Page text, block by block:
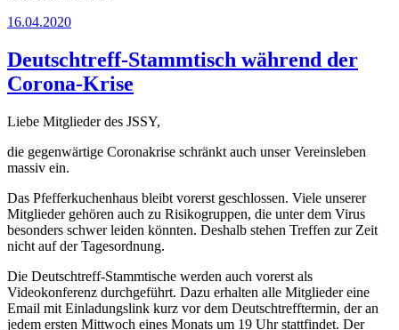
Veröffentlicht
16.04.2020
Deutschtreff-Stammtisch während der
Corona-Krise
Liebe Mitglieder des JSSY,
die gegenwärtige Coronakrise schränkt auch unser Vereinsleben
massiv ein.
Das Pfefferkuchenhaus bleibt vorerst geschlossen. Viele unserer
Mitglieder gehören auch zu Risikogruppen, die unter dem Virus
besonders schwer leiden könnten. Deshalb stehen Treffen zur Zeit
nicht auf der Tagesordnung.
Die Deutschtreff-Stammtische werden auch vorerst als
Videokonferenz durchgeführt. Dazu erhalten alle Mitglieder eine
Email mit Einladungslink kurz vor dem Deutschtrefftermin, der an
jedem ersten Mittwoch eines Monats um 19 Uhr stattfindet. Der